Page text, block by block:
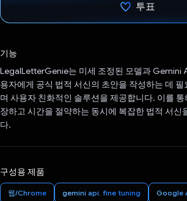
투표
기능
LegalLetterGenie는 미세 조정된 모델과 Gemini
용자에게 공식 법적 서신의 초안을 작성하는 데
며 사용자 친화적인 솔루션을 제공합니다. 이를
장하고 시간을 절약하는 동시에 복잡한 법적 서신
다.
구성용 제품
웹/Chrome gemini api. fine tuning Google